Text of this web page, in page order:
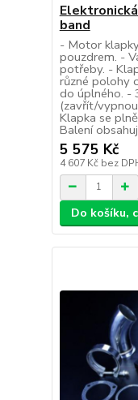
band
- Motor
pouzdrem. -
potřeby. -
různé polohy
do úplného. -
(zavřít/
Klapka se
Balení
5 575 Kč
4 607 Kč bez
Do košíku,